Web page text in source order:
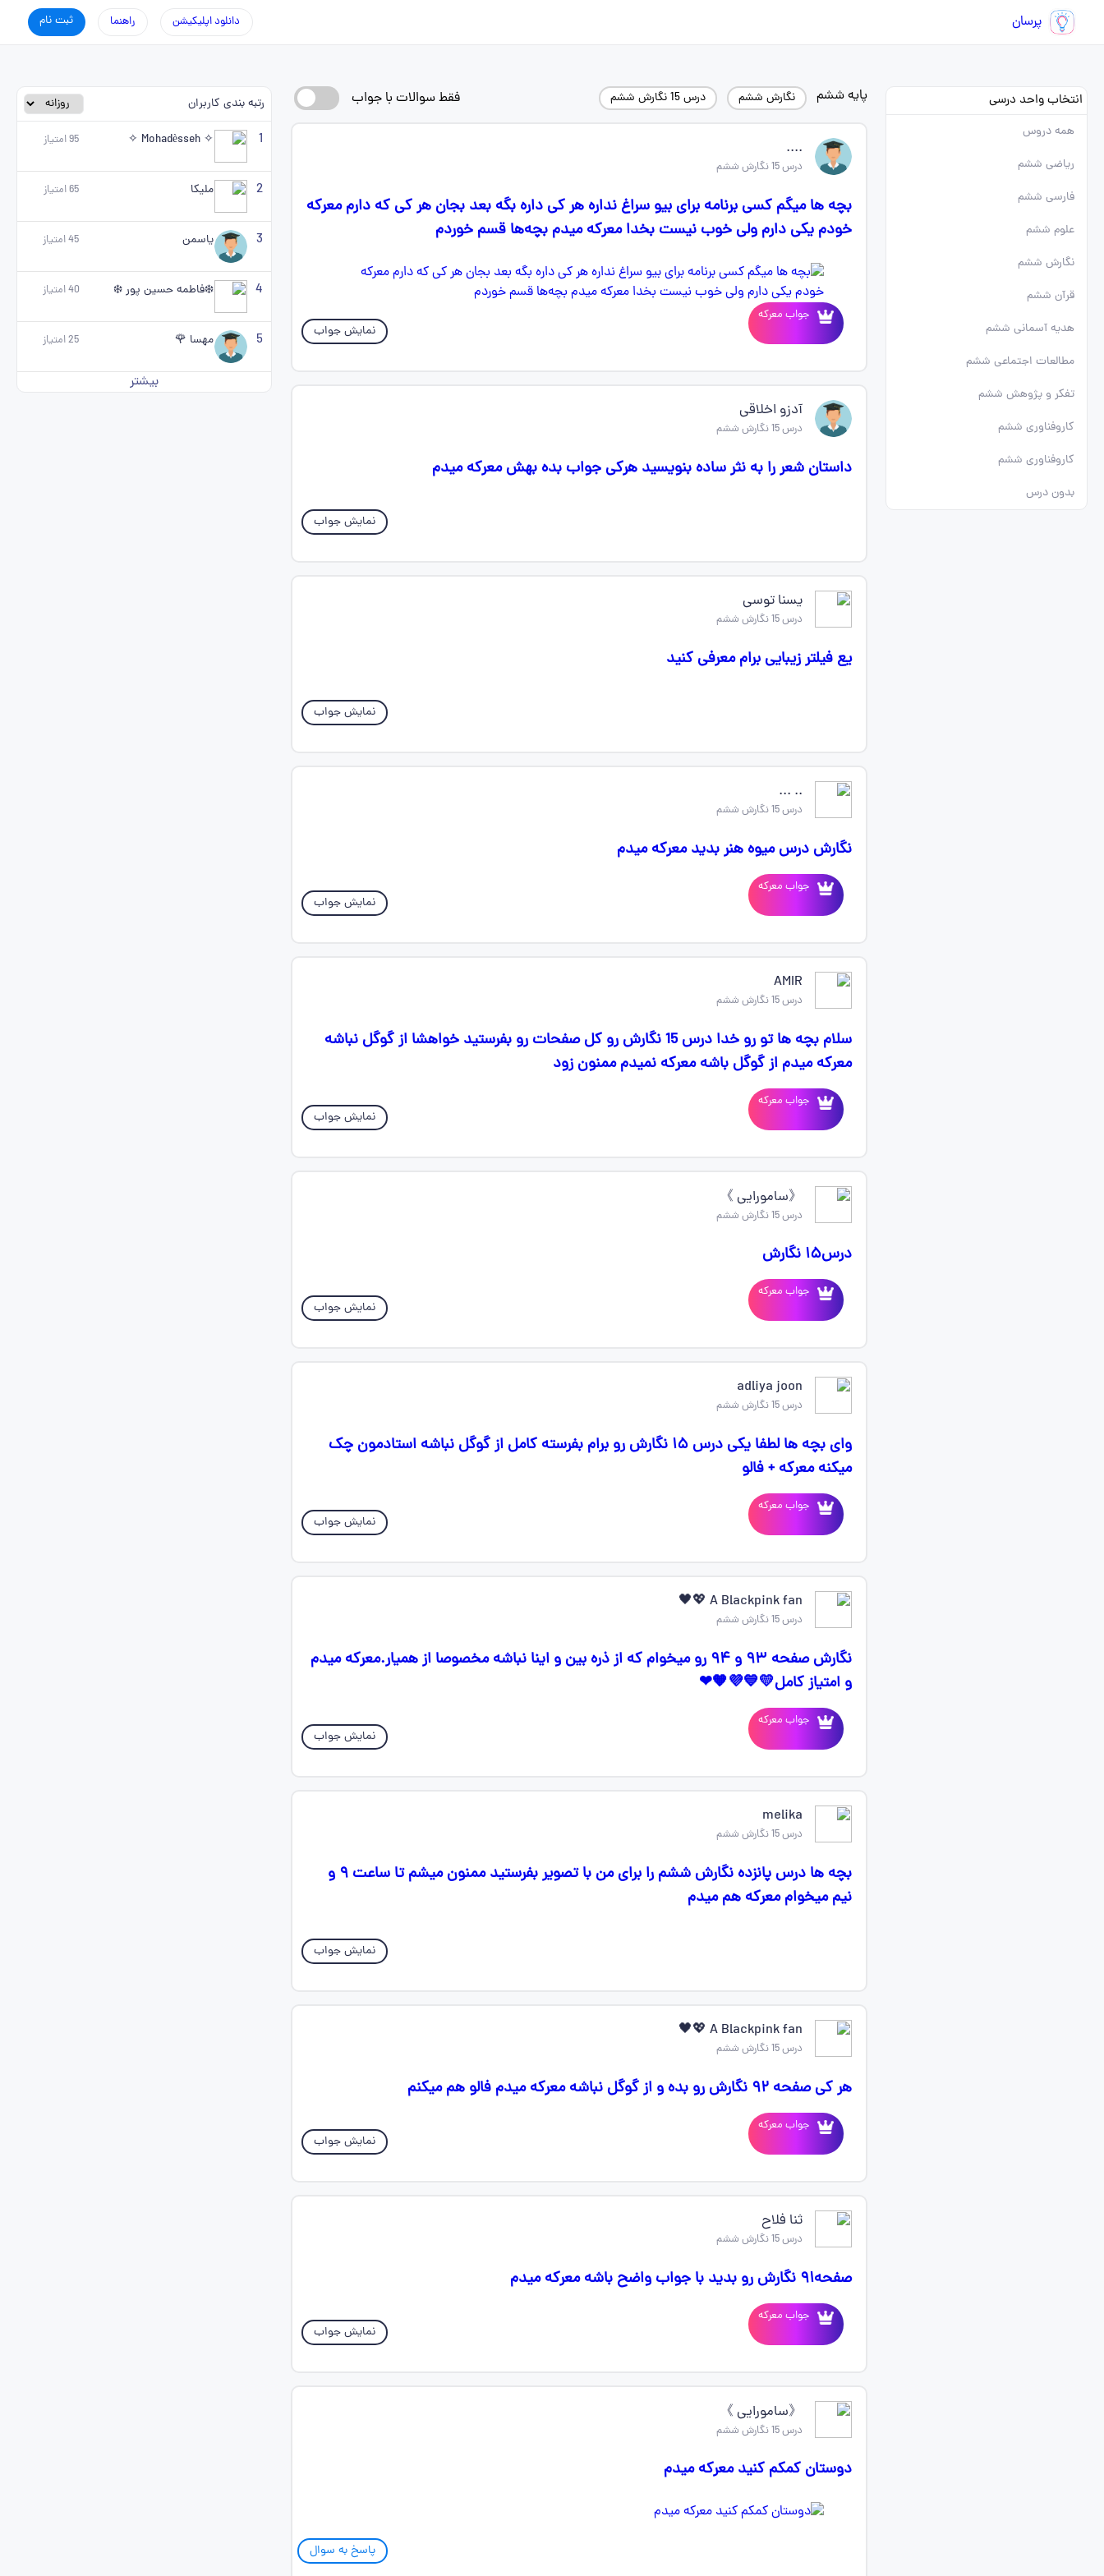
پرسان ثبت نام راهنما دانلود اپلیکیشن
انتخاب واحد درسی
همه دروس
ریاضی ششم
فارسی ششم
علوم ششم
نگارش ششم
قرآن ششم
هدیه آسمانی ششم
مطالعات اجتماعی ششم
تفکر و پژوهش ششم
کاروفناوری ششم
کاروفناوری ششم
بدون درس
پایه ششم نگارش ششم درس 15 نگارش ششم فقط سوالات با جواب
....
درس 15 نگارش ششم
بچه ها میگم کسی برنامه برای بیو سراغ نداره هر کی داره بگه بعد بجان هر کی که دارم معرکه
خودم یکی دارم ولی خوب نیست بخدا معرکه میدم بچه‌ها قسم خوردم
جواب معرکه
نمایش جواب
آدزو اخلاقی
درس 15 نگارش ششم
داستان شعر را به نثر ساده بنویسید هرکی جواب بده بهش معرکه میدم
نمایش جواب
یسنا توسی
درس 15 نگارش ششم
یع فیلتر زیبایی برام معرفی کنید
نمایش جواب
.. ...
درس 15 نگارش ششم
نگارش درس میوه هنر بدید معرکه میدم
جواب معرکه
نمایش جواب
AMIR
درس 15 نگارش ششم
سلام بچه ها تو رو خدا درس 15 نگارش رو کل صفحات رو بفرستید خواهشا از گوگل نباشه
معرکه میدم از گوگل باشه معرکه نمیدم ممنون زود
جواب معرکه
نمایش جواب
《سامورایی 》
درس 15 نگارش ششم
درس۱۵ نگارش
جواب معرکه
نمایش جواب
adliya joon
درس 15 نگارش ششم
وای بچه ها لطفا یکی درس ۱۵ نگارش‌ رو برام بفرسته کامل از گوگل نباشه استادمون چک
میکنه معرکه + فالو
جواب معرکه
نمایش جواب
A Blackpink fan 💖🖤
درس 15 نگارش ششم
نگارش صفحه ۹۳ و ۹۴ رو میخوام که از ذره بین و اینا نباشه مخصوصا از همیار.معرکه میدم
و امتیاز کامل💛💙💜🧡❤
جواب معرکه
نمایش جواب
melika
درس 15 نگارش ششم
بچه ها درس پانزده نگارش ششم را برای من با تصویر بفرستید ممنون میشم تا ساعت ۹ و
نیم میخوام معرکه هم میدم
نمایش جواب
A Blackpink fan 💖🖤
درس 15 نگارش ششم
هر کی صفحه ۹۲ نگارش رو بده و از گوگل نباشه معرکه میدم فالو هم میکنم
جواب معرکه
نمایش جواب
ثنا فلاح
درس 15 نگارش ششم
صفحه۹۱ نگارش رو بدید با جواب واضح باشه معرکه میدم
جواب معرکه
نمایش جواب
《سامورایی 》
درس 15 نگارش ششم
دوستان کمکم کنید معرکه میدم
پاسخ به سوال
رتبه بندی کاربران
1
✧ Mohadèsseh ✧
95امتیاز
2 ملیکا 65امتیاز
3 یاسمن 45امتیاز
4 ❄️فاطمه حسین پور ❄️ 40امتیاز
5 مهسا 🌹 25امتیاز
بیشتر